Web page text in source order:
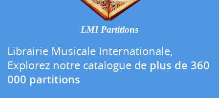
LMI Partitions
Librairie Musicale Internationale,
Explorez notre catalogue de plus de 360
000 partitions